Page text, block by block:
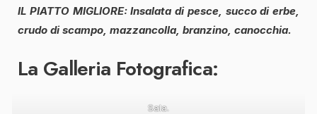
IL PIATTO MIGLIORE: Insalata di pesce, succo di erbe,
crudo di scampo, mazzancolla, branzino, canocchia.
La Galleria Fotografica:
Sala.